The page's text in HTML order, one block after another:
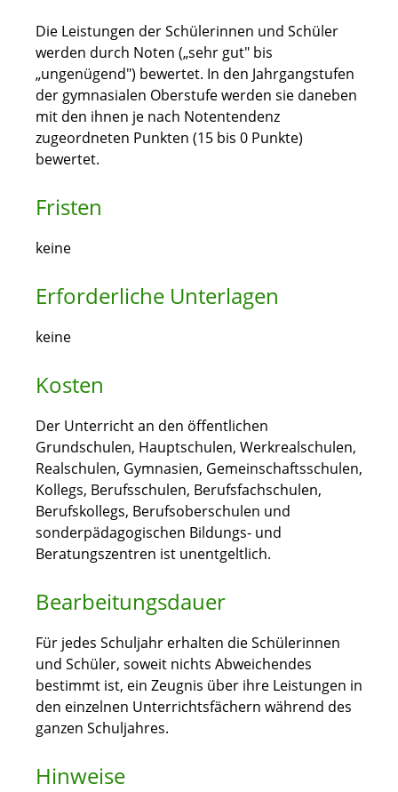
Die Leistungen der Schülerinnen und Schüler
werden durch Noten („sehr gut" bis
„ungenügend") bewertet. In den Jahrgangstufen
der gymnasialen Oberstufe werden sie daneben
mit den ihnen je nach Notentendenz
zugeordneten Punkten (15 bis 0 Punkte)
bewertet.
Fristen
keine
Erforderliche Unterlagen
keine
Kosten
Der Unterricht an den öffentlichen
Grundschulen, Hauptschulen, Werkrealschulen,
Realschulen, Gymnasien, Gemeinschaftsschulen,
Kollegs, Berufsschulen, Berufsfachschulen,
Berufskollegs, Berufsoberschulen und
sonderpädagogischen Bildungs- und
Beratungszentren ist unentgeltlich.
Bearbeitungsdauer
Für jedes Schuljahr erhalten die Schülerinnen
und Schüler, soweit nichts Abweichendes
bestimmt ist, ein Zeugnis über ihre Leistungen in
den einzelnen Unterrichtsfächern während des
ganzen Schuljahres.
Hinweise